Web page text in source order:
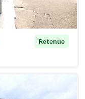
Retenue